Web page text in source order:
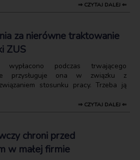
⇒ CZYTAJ DALEJ ⇐
za nierówne traktowanie
ZUS
wypłacono podczas trwającego
przysługuje ona w związku z
stosunku pracy. Trzeba ją
⇒ CZYTAJ DALEJ ⇐
chroni przed
w małej firmie